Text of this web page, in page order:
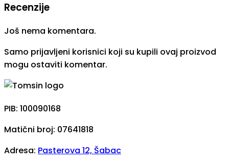
Recenzije
Još nema komentara.
Samo prijavljeni korisnici koji su kupili ovaj proizvod
mogu ostaviti komentar.
PIB: 100090168
Matični broj: 07641818
Adresa: Pasterova 12, Šabac